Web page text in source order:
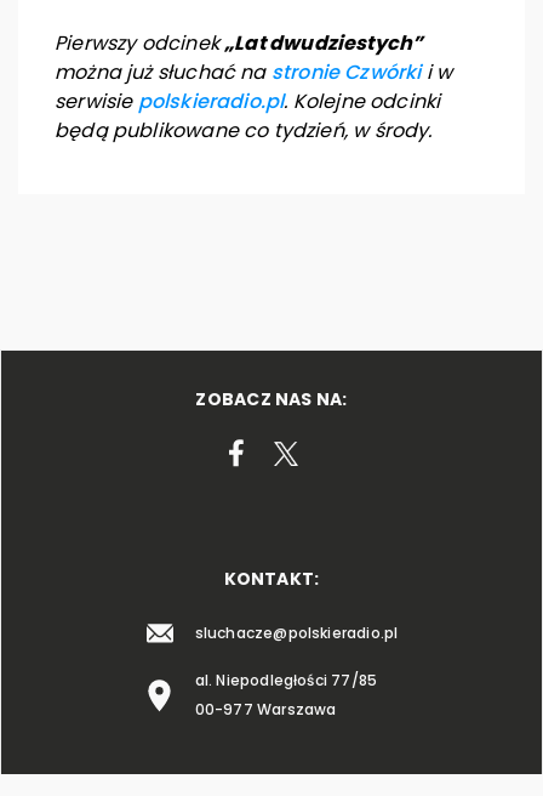
Pierwszy odcinek„Lat dwudziestych”
można już słuchać na stronie Czwórkii w
serwisie polskieradio.pl. Kolejne odcinki
będą publikowane co tydzień, w środy.
ZOBACZ NAS NA:
KONTAKT:
sluchacze@polskieradio.pl
al. Niepodległości 77/85
00-977 Warszawa